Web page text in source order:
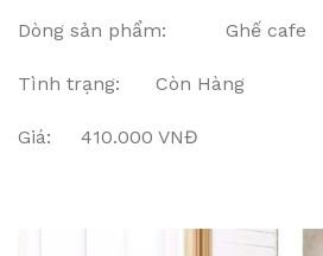
Dòng sản phẩm: Ghế cafe
Tình trạng: Còn Hàng
Giá: 410.000 VNĐ